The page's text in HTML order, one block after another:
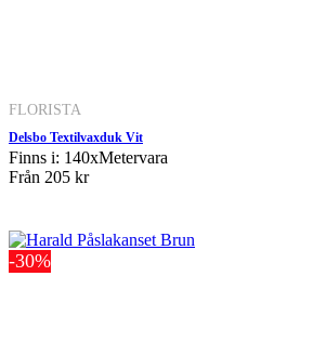
FLORISTA
Delsbo Textilvaxduk Vit
Finns i: 140xMetervara
Från 205 kr
-30%